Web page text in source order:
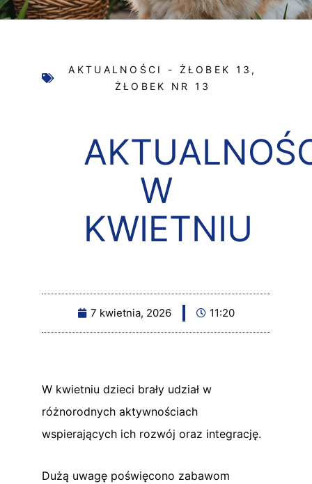
AKTUALNOŚCI - ŻŁOBEK 13 ,
ŻŁOBEK NR 13
W
KWIETNIU
7 kwietnia, 2026 11:20
W kwietniu dzieci brały udział w
różnorodnych aktywnościach
wspierających ich rozwój oraz integrację.
Dużą uwagę poświęcono zabawom